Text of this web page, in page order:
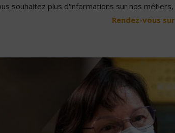
souhaitez plus d'informations sur nos
Rendez-vous